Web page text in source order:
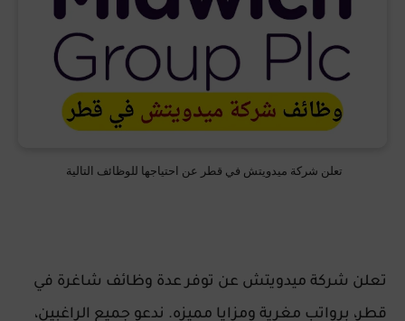
تعلن شركة ميدويتش في قطر عن احتياجها للوظائف التالية
تعلن شركة ميدويتش عن توفر عدة وظائف شاغرة في
قطر، برواتب مغرية ومزايا مميزه. ندعو جميع الراغبين،